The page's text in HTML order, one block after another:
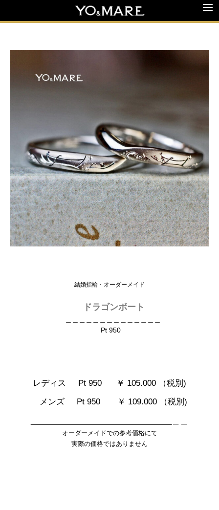
結婚指輪・オーダーメイド
ドラゴンボート
Pt 950
レディス Pt 950 ￥ 105.000 （税別)
メンズ Pt 950 ￥ 109.000 （税別)
オーダーメイドでの参考価格にて
実際の価格ではありません